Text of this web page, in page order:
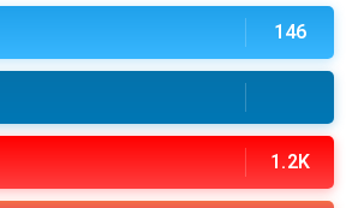
146
1.2K